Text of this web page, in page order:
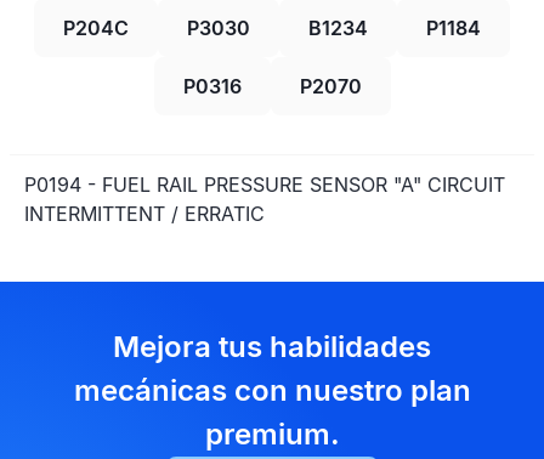
P204C P3030 B1234 P1184
P0316 P2070
P0194 - FUEL RAIL PRESSURE SENSOR "A" CIRCUIT
INTERMITTENT / ERRATIC
Mejora tus habilidades
mecánicas con nuestro plan
premium.